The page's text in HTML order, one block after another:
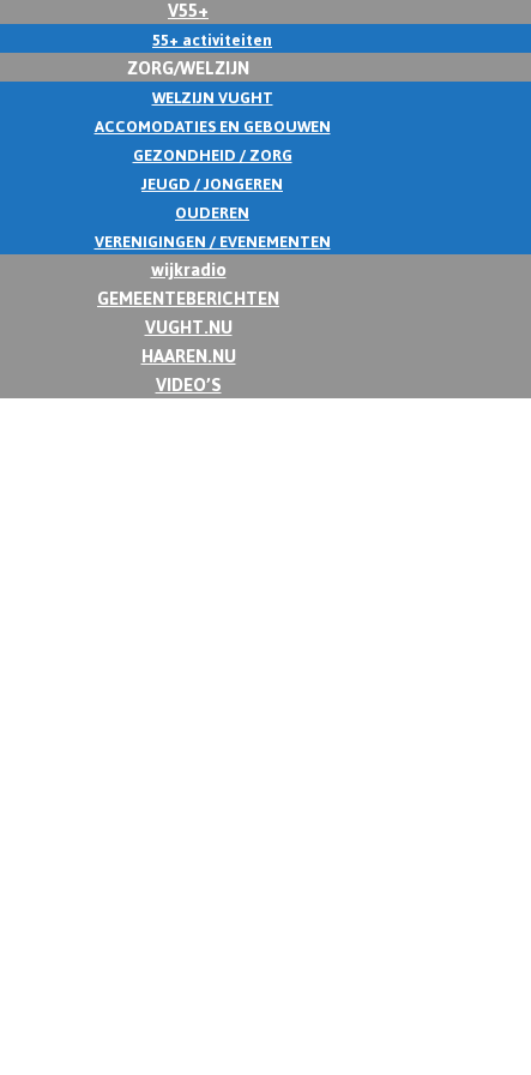
V55+
55+ activiteiten
ZORG/WELZIJN
WELZIJN VUGHT
ACCOMODATIES EN GEBOUWEN
GEZONDHEID / ZORG
JEUGD / JONGEREN
OUDEREN
VERENIGINGEN / EVENEMENTEN
wijkradio
GEMEENTEBERICHTEN
VUGHT.NU
HAAREN.NU
VIDEO’S